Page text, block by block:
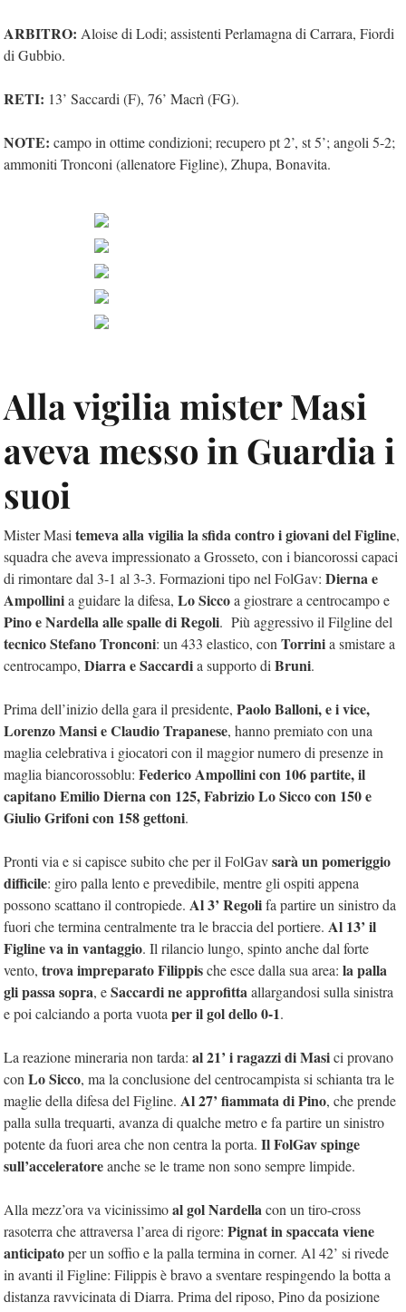
ARBITRO: Aloise di Lodi; assistenti Perlamagna di Carrara, Fiordi
di Gubbio.
RETI: 13’ Saccardi (F), 76’ Macrì (FG).
NOTE: campo in ottime condizioni; recupero pt 2’, st 5’; angoli 5-2;
ammoniti Tronconi (allenatore Figline), Zhupa, Bonavita.
Alla vigilia mister Masi
aveva messo in Guardia i
suoi
Mister Masi temeva alla vigilia la sfida contro i giovani del Figline,
squadra che aveva impressionato a Grosseto, con i biancorossi capaci
di rimontare dal 3-1 al 3-3. Formazioni tipo nel FolGav: Dierna e
Ampollinia guidare la difesa, Lo Siccoa giostrare a centrocampo e
Pino e Nardella alle spalle di Regoli. Più aggressivo il Filgline del
tecnico Stefano Tronconi: un 433 elastico, con Torrinia smistare a
centrocampo, Diarra e Saccardia supporto di Bruni.
Prima dell’inizio della gara il presidente, Paolo Balloni, e i vice,
Lorenzo Mansi e Claudio Trapanese, hanno premiato con una
maglia celebrativa i giocatori con il maggior numero di presenze in
maglia biancorossoblu: Federico Ampollini con 106 partite, il
capitano Emilio Dierna con 125, Fabrizio Lo Sicco con 150 e
Giulio Grifoni con 158 gettoni.
Pronti via e si capisce subito che per il FolGavsarà un pomeriggio
difficile: giro palla lento e prevedibile, mentre gli ospiti appena
possono scattano il contropiede. Al 3’ Regolifa partire un sinistro da
fuori che termina centralmente tra le braccia del portiere. Al 13’ il
Figline va in vantaggio. Il rilancio lungo, spinto anche dal forte
vento, trova impreparato Filippische esce dalla sua area: la palla
gli passa sopra, eSaccardi ne approfittaallargandosi sulla sinistra
e poi calciando a porta vuota per il gol dello 0-1.
La reazione mineraria non tarda: al 21’ i ragazzi di Masici provano
con Lo Sicco, ma la conclusione del centrocampista si schianta tra le
maglie della difesa del Figline. Al 27’ fiammata di Pino, che prende
palla sulla trequarti, avanza di qualche metro e fa partire un sinistro
potente da fuori area che non centra la porta. Il FolGav spinge
sull’acceleratoreanche se le trame non sono sempre limpide.
Alla mezz’ora va vicinissimoal gol Nardellacon un tiro-cross
rasoterra che attraversa l’area di rigore: Pignat in spaccata viene
anticipatoper un soffio e la palla termina in corner. Al 42’ si rivede
in avanti il Figline: Filippis è bravo a sventare respingendo la botta a
distanza ravvicinata di Diarra. Prima del riposo, Pino da posizione